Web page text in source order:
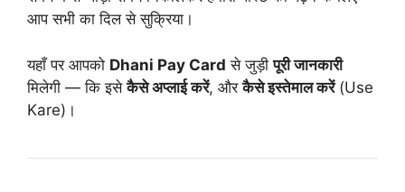
आप सभी का दिल से सुक्रिया।
यहाँ पर आपको Dhani Pay Card से जुड़ीपूरी जानकारी
मिलेगी — कि इसेकैसे अप्लाई करें, औरकैसे इस्तेमाल करें(Use
Kare)।